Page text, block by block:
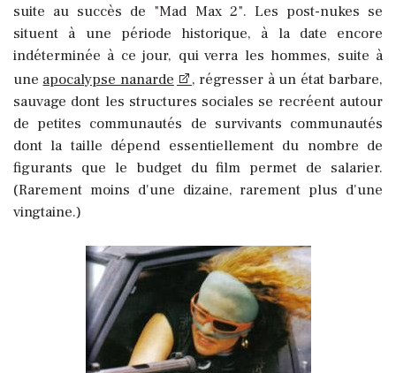
suite au succès de "Mad Max 2". Les post-nukes se
situent à une période historique, à la date encore
indéterminée à ce jour, qui verra les hommes, suite à
une apocalypse nanarde
, régresser à un état barbare,
sauvage dont les structures sociales se recréent autour
de petites communautés de survivants communautés
dont la taille dépend essentiellement du nombre de
figurants que le budget du film permet de salarier.
(Rarement moins d'une dizaine, rarement plus d'une
vingtaine.)